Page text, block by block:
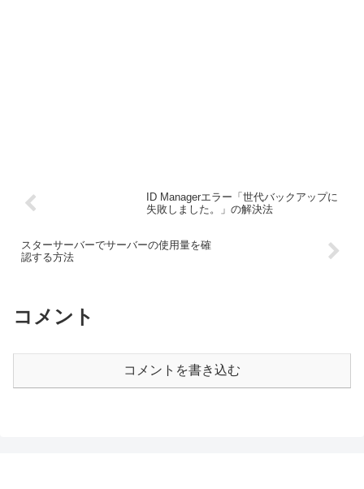
ID Managerエラー「世代バックアップに
失敗しました。」の解決法
スターサーバーでサーバーの使用量を確
認する方法
コメント
コメントを書き込む